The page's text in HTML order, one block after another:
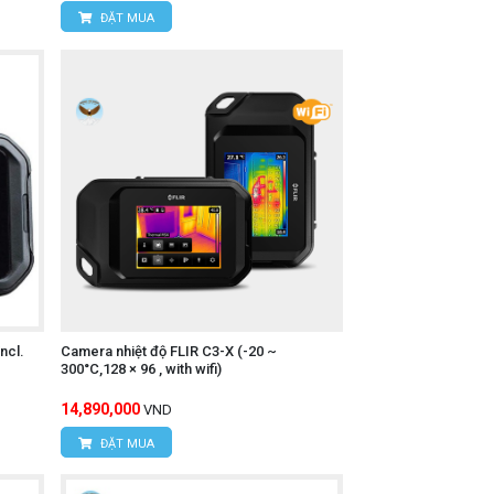
kiểm tra, tiết kiệm chi phí bảo trì và
camera nhiệt HIKMICRO và phụ
vấn kỹ thuật tận tình.
phù hợp nhất với nhu cầu
ĐẶT MUA
Camera nhiệt độ FLIR C3-X (-20 ~
300°C,128 × 96 , with wifi)
14,890,000 VND
ĐẶT MUA